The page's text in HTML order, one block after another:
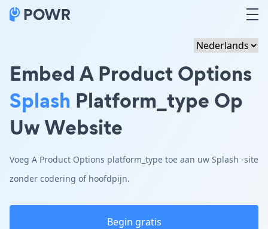
Embed A Product Options
Splash Platform_type Op
Uw Website
Voeg A Product Options platform_type toe aan uw Splash -site
zonder codering of hoofdpijn.
Begin gratis